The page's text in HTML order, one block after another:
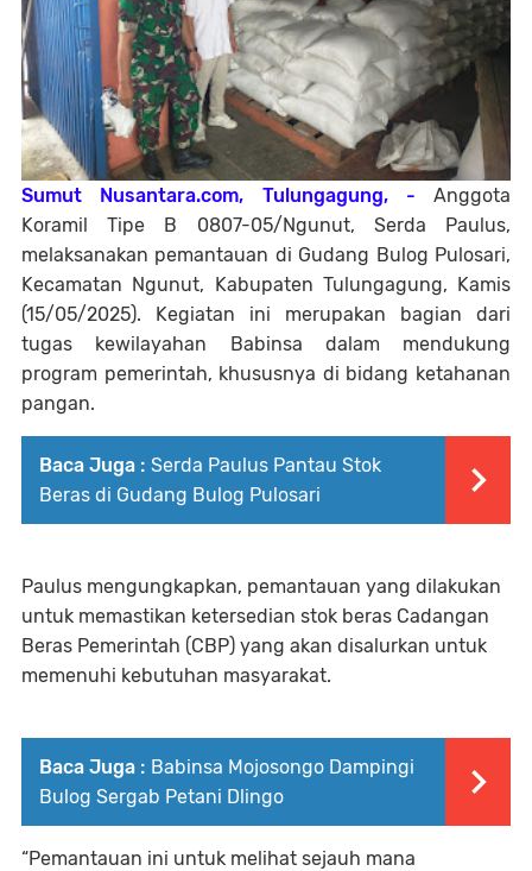
Sumut Nusantara.com, Tulungagung, - Anggota
Koramil Tipe B 0807-05/Ngunut, Serda Paulus,
melaksanakan pemantauan di Gudang Bulog Pulosari,
Kecamatan Ngunut, Kabupaten Tulungagung, Kamis
(15/05/2025). Kegiatan ini merupakan bagian dari
tugas kewilayahan Babinsa dalam mendukung
program pemerintah, khususnya di bidang ketahanan
pangan.
Baca Juga : Serda Paulus Pantau Stok
Beras di Gudang Bulog Pulosari
Paulus mengungkapkan, pemantauan yang dilakukan
untuk memastikan ketersedian stok beras Cadangan
Beras Pemerintah (CBP) yang akan disalurkan untuk
memenuhi kebutuhan masyarakat.
Baca Juga : Babinsa Mojosongo Dampingi
Bulog Sergab Petani Dlingo
“Pemantauan ini untuk melihat sejauh mana